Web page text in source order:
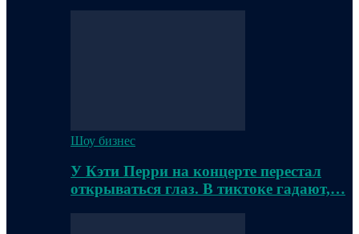
Шоу бизнес
У Кэти Перри на концерте перестал
открываться глаз. В тиктоке гадают,…